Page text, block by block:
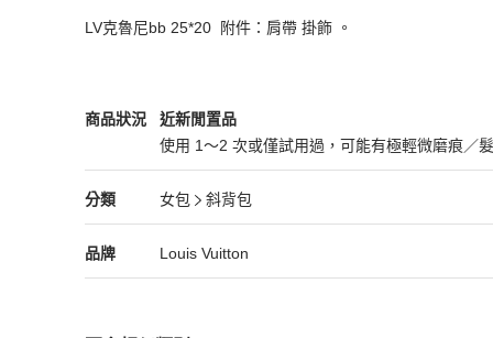
關於LV克魯尼bb 商品詳情與購買須知
LV克魯尼bb 25*20  附件：肩帶 掛飾 。
商品狀況
Louis Vuitton女包商品狀態與細節
近新閒置品
使用 1～2 次或僅試用過，可能有極輕微磨痕／
近新閒置品
分類
Louis Vuitton女包 分類資訊
女包
斜背包
女包/斜背包推薦
品牌
Louis Vuitton精品女包品牌介紹
Louis Vuitton
Louis Vuitton推薦清單